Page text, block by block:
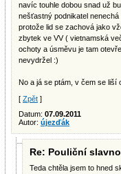
navíc touhle dobou snad už
nešťastný podnikatel
protože lid se zachová jako
zbytek ve VV ( vietnamská
ochoty a úsměvu je tam
nevydržel :)
No a já se ptám, v čem se
[ Zpět ]
Datum: 07.09.2011
Autor: újezďák
Re: Pouliční
Teda chtěla jsem to hned